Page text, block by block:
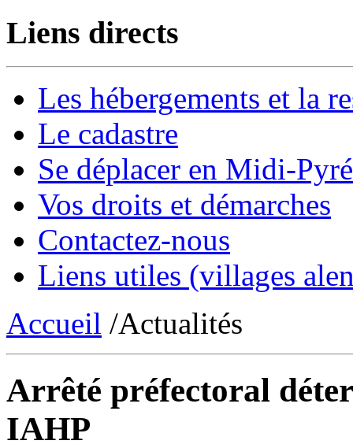
Liens directs
Les hébergements et la
Le cadastre
Se déplacer en Midi-
Vos droits et démarches
Contactez-nous
Liens utiles (villages
Accueil /Actualités
Arrêté préfectoral
IAHP